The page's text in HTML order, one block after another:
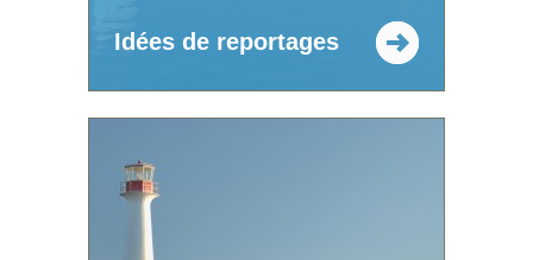
Idées de reportages